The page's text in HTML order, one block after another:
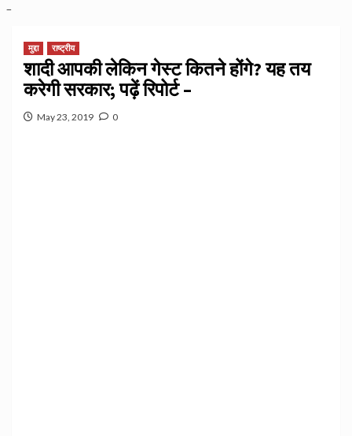
–
मुद्दा राष्ट्रीय
शादी आपकी लेकिन गेस्ट कितने होंगे? यह तय
करेगी सरकार; पढ़ें रिपोर्ट –
May 23, 2019 0